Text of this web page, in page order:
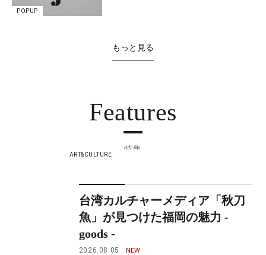
POPUP
もっと見る
Features
特集
ART&CULTURE
台湾カルチャーメディア「秋刀
魚」が見つけた福岡の魅力 -
goods -
2026.08.05